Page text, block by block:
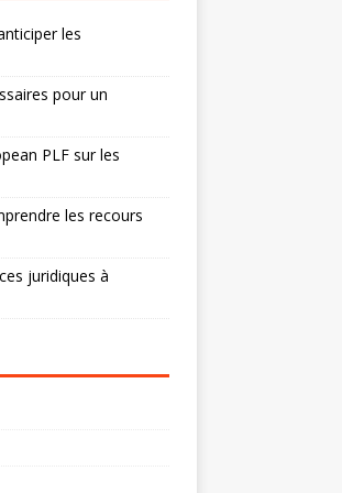
les
pour un
PLF sur les
les recours
juridiques à